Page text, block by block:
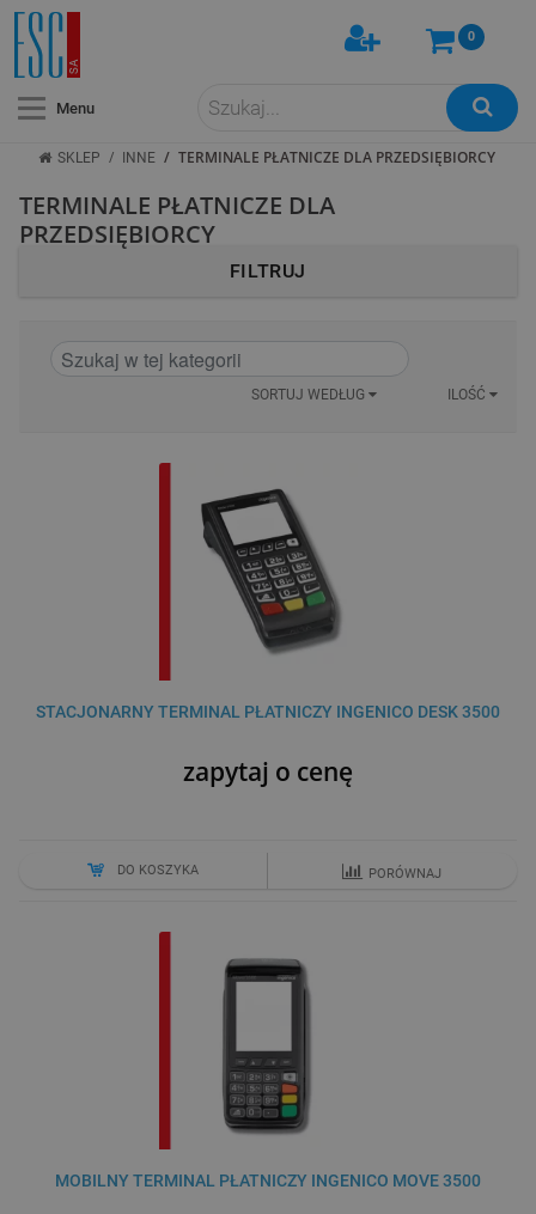
Menu
0
SKLEP / INNE / TERMINALE PŁATNICZE DLA PRZEDSIĘBIORCY
FILTRUJ
TERMINALE PŁATNICZE DLA
PRZEDSIĘBIORCY
SORTUJ WEDŁUG ILOŚĆ
STACJONARNY TERMINAL PŁATNICZY INGENICO DESK 3500
zapytaj o cenę
DO KOSZYKA PORÓWNAJ
MOBILNY TERMINAL PŁATNICZY INGENICO MOVE 3500